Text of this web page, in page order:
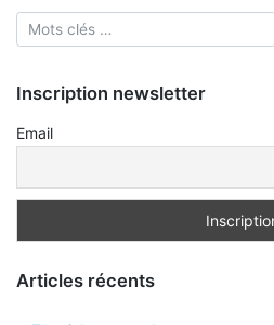
Inscription newsletter
Email
Articles récents